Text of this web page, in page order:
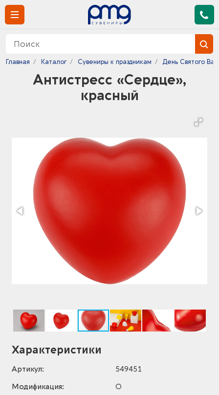
Главная Каталог Сувениры к праздникам День Святого
Антистресс «Сердце»,
красный
Характеристики
Артикул:
549451
Модификация:
O